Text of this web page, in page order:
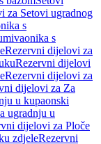
za Setovi ugradnog
s
s
Rezervni dijelovi za
Rezervni dijelovi
Rezervni dijelovi za
dijelovi za Za
u kupaonski
ugradnju u
dijelovi za Ploče
zdjeleRezervni